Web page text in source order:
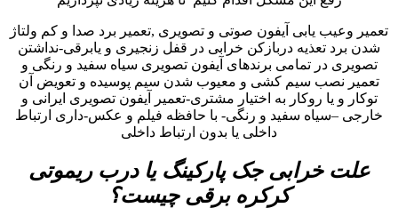
تعمیر وعیب یابی آیفون صوتی و تصویری ,تعمیر برد صدا و کم ولتاژ
شدن برد تعذیه دربازکن خرابی در قفل زنجیری و یابرقی-نداشتن
تصویری در تمامی برندهای آیفون تصویری سیاه سفید و رنگی و
تعمیر نصب سیم کشی و معیوب شدن سیم پوسیده و تعویض آن
توکار و یا روکار به اختیار مشتری-تعمیر آیفون تصویری ایرانی و
خارجی –سیاه سفید و رنگی- با حافظه فیلم و عکس-داری ارتباط
داخلی یا بدون ارتباط داخلی
علت خرابی جک پارکینگ یا درب ریموتی
کرکره برقی چیست؟